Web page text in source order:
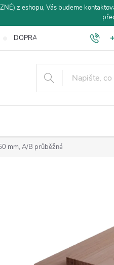
z eshopu, Vás budeme
DOPRAVA A PLATBA
mm, A/B průběžná